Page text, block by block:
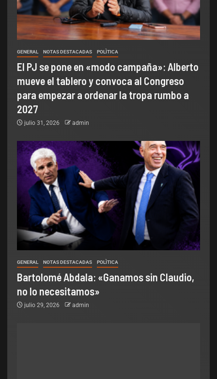
GENERAL NOTAS DESTACADAS POLÌTICA
El PJ se pone en «modo campaña»: Alberto
mueve el tablero y convoca al Congreso
para empezar a ordenar la tropa rumbo a
2027
julio 31, 2026 admin
GENERAL NOTAS DESTACADAS POLÌTICA
Bartolomé Abdala: «Ganamos sin Claudio,
no lo necesitamos»
julio 29, 2026 admin